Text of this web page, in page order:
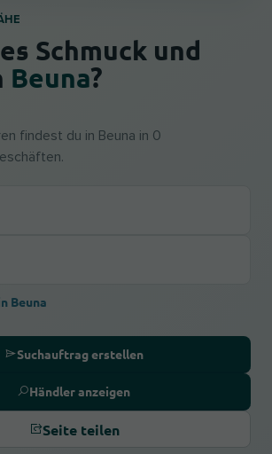
Schmuck und
Beuna?
findest du in Beuna in 0
Beuna
Suchauftrag erstellen
Händler anzeigen
Seite teilen